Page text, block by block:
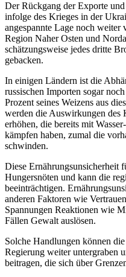
Der Rückgang der Exporte
infolge des Krieges in der
angespannte Lage noch
Region Naher Osten und
schätzungsweise jedes dritte
gebacken.
In einigen Ländern ist die
russischen Importen sogar
Prozent seines Weizens aus
werden die Auswirkungen des
erhöhen, die bereits mit
kämpfen haben, zumal die
schwinden.
Diese Ernährungsunsicherheit
Hungersnöten und kann die
beeinträchtigen.
anderen Faktoren wie
Spannungen Reaktionen wie
Fällen Gewalt auslösen.
Solche Handlungen können
Regierung weiter untergraben
beitragen, die sich über